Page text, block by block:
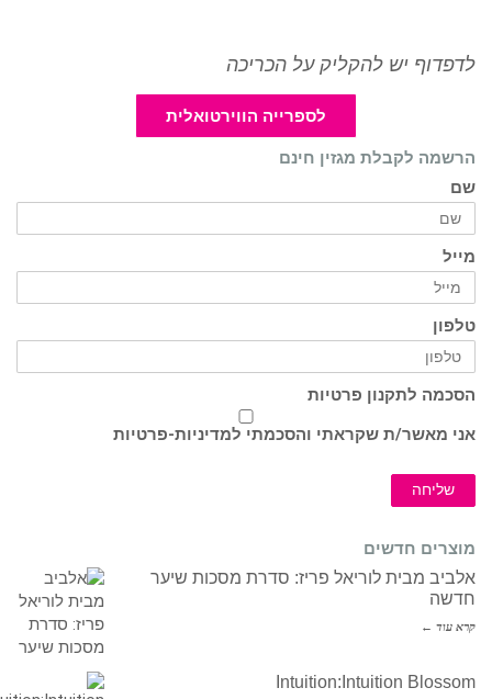
לדפדוף יש להקליק על הכריכה
לספרייה הווירטואלית
הרשמה לקבלת מגזין חינם
שם
מייל
טלפון
הסכמה לתקנון פרטיות
אני מאשר/ת שקראתי והסכמתי למדיניות-פרטיות
שליחה
מוצרים חדשים
אלביב מבית לוריאל פריז: סדרת מסכות שיער
חדשה
קרא עוד ←
Intuition:Intuition Blossom